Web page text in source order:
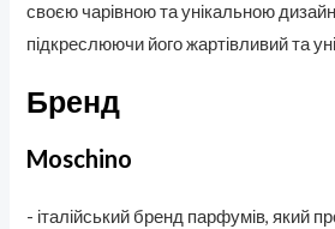
своєю чарівною та унікальною
підкреслюючи його жартівливий та
Бренд
Moschino
- італійський бренд парфумів, який